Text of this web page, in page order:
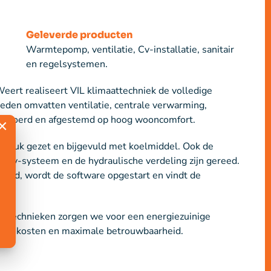
Geleverde producten
Warmtepomp, ventilatie, Cv-installatie, sanitair
en regelsystemen.
realiseert VIL klimaattechniek de volledige
omvatten ventilatie, centrale verwarming,
en afgestemd op hoog wooncomfort.
druk gezet en bijgevuld met koelmiddel. Ook de
Cv-systeem en de hydraulische verdeling zijn gereed.
wordt de software opgestart en vindt de
technieken zorgen we voor een energiezuinige
en maximale betrouwbaarheid.